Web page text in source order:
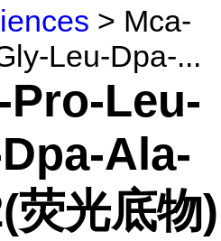
> Mca-
Leu-Dpa-...
Pro-Leu-
Ala-
荧光底物)